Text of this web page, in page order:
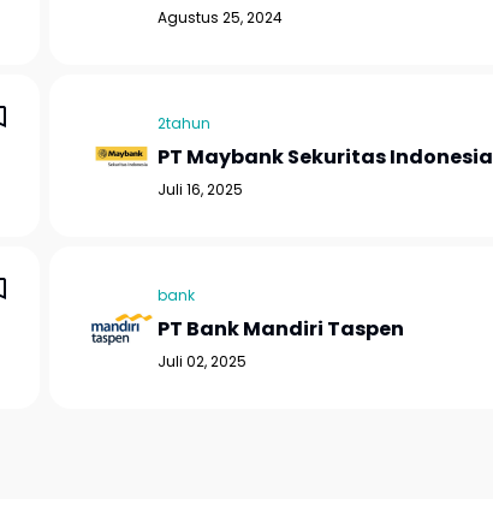
Agustus 25, 2024
2tahun
PT Maybank Sekuritas Indonesia
Juli 16, 2025
bank
PT Bank Mandiri Taspen
Juli 02, 2025